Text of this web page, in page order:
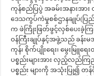
ကုန်စည်ပြပွဲ အခမ်းအနားအား
ဒေသကွပ်ကဲမှုစစ်ဌာနချုပ်(ပြ
က ဖဲကြိုးဖြတ်ဖွင့်လှစ်ပေးခဲ့က
ဝန်ကြီးချုပ်နှင့်အဖွဲ့သည် ခန်း
ကုန်၊ စိုက်ပျိုးရေး၊ မွေးမြူ
ပစ္စည်းများအား လှည့်လည်က
ပစ္စည်း များကို အသုံးပြု၍ တ